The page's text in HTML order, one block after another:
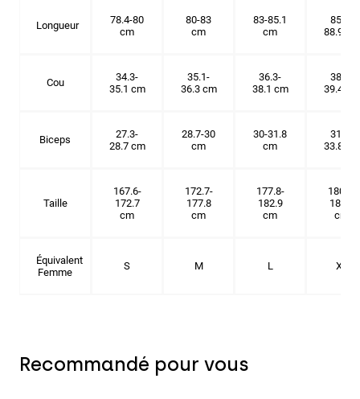
Longueur
78.4-80
cm
80-83
cm
83-85.1
cm
85.1-
88.9 cm
Cou
34.3-
35.1 cm
35.1-
36.3 cm
36.3-
38.1 cm
38.1-
39.4 cm
Biceps
27.3-
28.7 cm
28.7-30
cm
30-31.8
cm
31.8-
33.8 cm
Taille
167.6-
172.7
cm
172.7-
177.8
cm
177.8-
182.9
cm
180.3-
185.5
cm
Équivalent
Femme
S M L XL
Recommandé pour vous